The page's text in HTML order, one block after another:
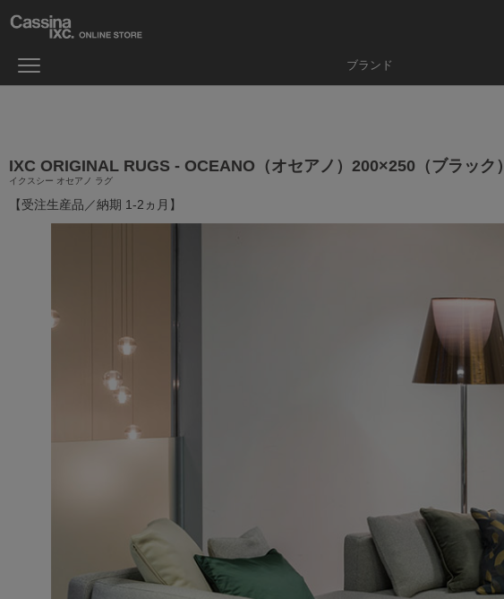
ブランド
IXC ORIGINAL RUGS - OCEANO（オセアノ）200×250（ブラック）
イクスシー オセアノ ラグ
【受注生産品／納期 1-2ヵ月】